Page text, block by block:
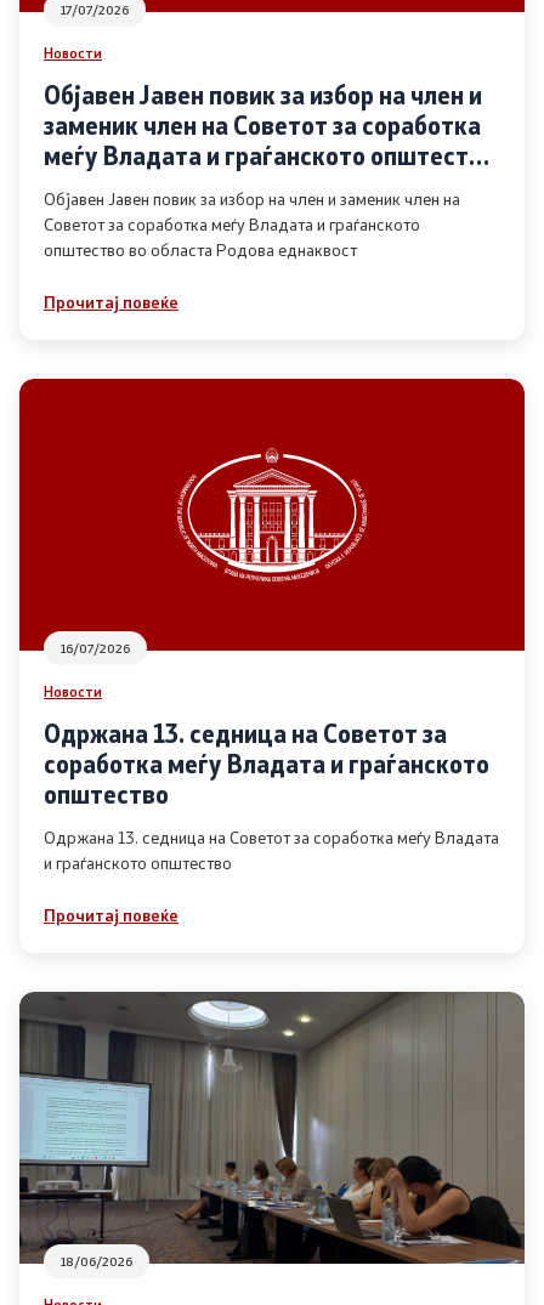
Дијалог меѓу Владата и граѓанскиот сектор
Отворени денови за иницијативи на граѓанските
организации
Финансиска поддршка
Извештаи
Список на ОЈИ
Контакт
Контакт
Линкови
Изјава за пристапност
Со еден клик до сите услуги
17/07/2026
Новости
Објавен Јавен повик за избор на член и
заменик член на Советот за соработка
меѓу Владата и граѓанското општество
во областа Родова еднаквост
Објавен Јавен повик за избор на член и заменик член на
Советот за соработка меѓу Владата и граѓанското
општество во областа Родова еднаквост
Прочитај повеќе
16/07/2026
Новости
Одржана 13. седница на Советот за
соработка меѓу Владата и граѓанското
општество
Одржана 13. седница на Советот за соработка меѓу Владата
и граѓанското општество
Прочитај повеќе
18/06/2026